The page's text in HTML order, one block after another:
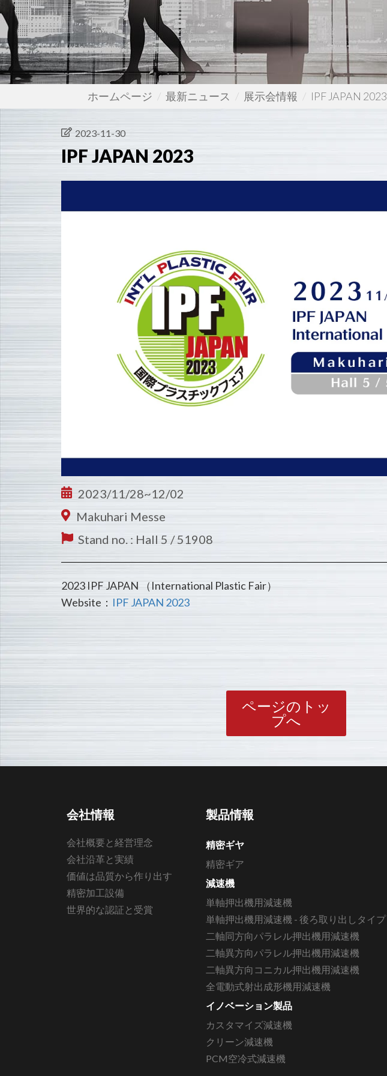
ホームページ 最新ニュース 展示会情報 IPF JAPAN 2023
2023-11-30
IPF JAPAN 2023
2023/11/28~12/02
Makuhari Messe
Stand no. : Hall 5 / 51908
2023 IPF JAPAN （International Plastic Fair）
Website： IPF JAPAN 2023
ページのトッ
プへ
会社情報
会社概要と経営理念
会社沿革と実績
価値は品質から作り出す
精密加工設備
世界的な認証と受賞
製品情報
精密ギヤ
精密ギア
減速機
単軸押出機用減速機
単軸押出機用減速機 - 後ろ取り出しタイプ
二軸同方向パラレル押出機用減速機
二軸異方向パラレル押出機用減速機
二軸異方向コニカル押出機用減速機
全電動式射出成形機用減速機
イノベーション製品
カスタマイズ減速機
クリーン減速機
PCM空冷式減速機